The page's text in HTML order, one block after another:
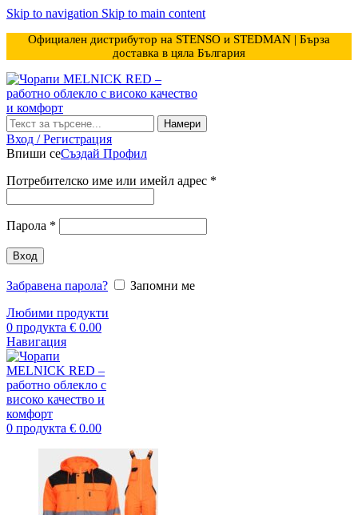
Skip to navigation Skip to main content
Официален дистрибутор на STENSO и STEDMAN | Бърза
доставка в цяла България
Намери
Вход / Регистрация
Впиши сеСъздай Профил
Потребителско име или имейл адрес *
Парола *
Вход
Забравена парола?
Запомни ме
Любими продукти
0 продукта € 0.00
Навигация
0 продукта € 0.00